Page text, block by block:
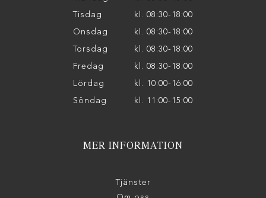
Tisdag kl. 08:30-18:00
Onsdag kl. 08:30-18:00
Torsdag kl. 08:30-18:00
Fredag kl. 08:30-18:00
Lördag kl. 10:00-16:00
Söndag kl. 11:00-15:00
MER INFORMATION
Tjänster